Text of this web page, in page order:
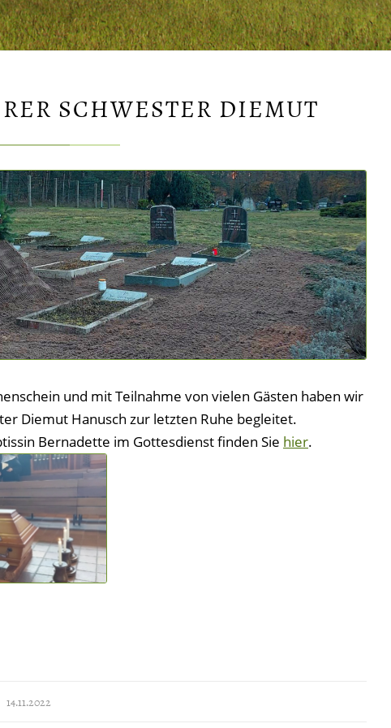
SCHWESTER DIEMUT
und mit Teilnahme von vielen Gästen haben wir
Diemut Hanusch zur letzten Ruhe begleitet.
Bernadette im Gottesdienst finden Sie hier.
14.11.2022